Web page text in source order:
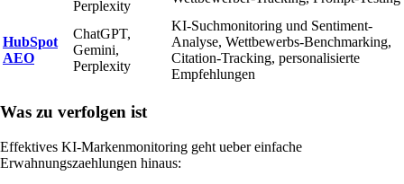
Perplexity
HubSpot
AEO
ChatGPT,
Gemini,
Perplexity
KI-Suchmonitoring und Sentiment-
Analyse, Wettbewerbs-Benchmarking,
Citation-Tracking, personalisierte
Empfehlungen
Was zu verfolgen ist
Effektives KI-Markenmonitoring geht ueber einfache
Erwahnungszaehlungen hinaus: